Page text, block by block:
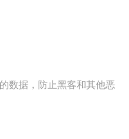
数据，防止黑客和其他恶